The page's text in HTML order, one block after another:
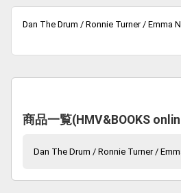
Dan The Drum / Ronnie Turner / Emma
商品一覧(HMV&BOOKS
Dan The Drum / Ronnie Turner /